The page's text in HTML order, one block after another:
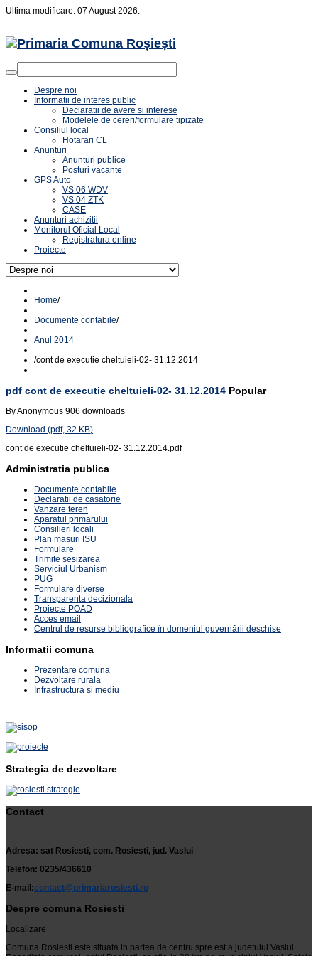
Ultima modificare: 07 August 2026.
Despre noi
Informatii de interes public
Declaratii de avere si interese
Modelele de cereri/formulare tipizate
Consiliul local
Hotarari CL
Anunturi
Anunturi publice
Posturi vacante
GPS Auto
VS 06 WDV
VS 04 ZTK
CASE
Anunturi achizitii
Monitorul Oficial Local
Registratura online
Proiecte
Home/
Documente contabile/
Anul 2014
/cont de executie cheltuieli-02- 31.12.2014
pdf cont de executie cheltuieli-02- 31.12.2014 Popular
ByAnonymous 906 downloads
Download (pdf, 32 KB)
cont de executie cheltuieli-02- 31.12.2014.pdf
Administratia publica
Documente contabile
Declaratii de casatorie
Vanzare teren
Aparatul primarului
Consilieri locali
Plan masuri ISU
Formulare
Trimite sesizarea
Serviciul Urbanism
PUG
Formulare diverse
Transparenta decizionala
Proiecte POAD
Acces email
Centrul de resurse bibliografice în domeniul guvernării deschise
Informatii comuna
Prezentare comuna
Dezvoltare rurala
Infrastructura si mediu
Strategia de dezvoltare
Contact
Adresa: sat Rosiesti, com. Rosiesti, jud. Vaslui
Telefon: 0235/436610
E-mail:contact@primariarosiesti.ro
Despre comuna Rosiesti
Localizare
Comuna Rosiesti este situata in partea de centru spre est a judetului Vaslui.